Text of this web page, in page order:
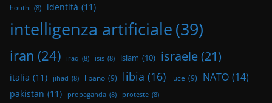
houthi (8) identità (11)
intelligenza artificiale(39)
iran (24) iraq (8) isis (8) islam (10) israele(21)
italia (11) jihad (8) libano (9) libia (16) luce (9) NATO (14)
pakistan (11) propaganda (8) proteste (8)